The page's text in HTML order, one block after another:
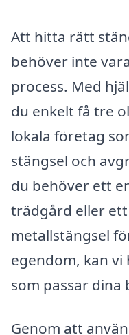
Att hitta rätt
behöver inte
process. Med
du enkelt få tre
lokala företag
stängsel och
du behöver ett
trädgård eller
metallstängsel
egendom, kan
som passar dina
Genom att